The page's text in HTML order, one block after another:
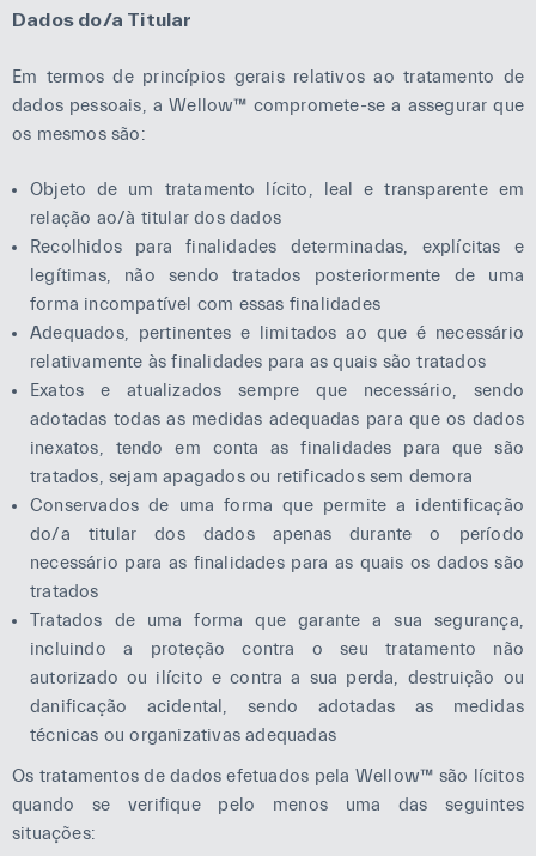
Dados do/a Titular
Em termos de princípios gerais relativos ao tratamento de
dados pessoais, a Wellow™ compromete-se a assegurar que
os mesmos são:
Objeto de um tratamento lícito, leal e transparente em
relação ao/à titular dos dados
Recolhidos para finalidades determinadas, explícitas e
legítimas, não sendo tratados posteriormente de uma
forma incompatível com essas finalidades
Adequados, pertinentes e limitados ao que é necessário
relativamente às finalidades para as quais são tratados
Exatos e atualizados sempre que necessário, sendo
adotadas todas as medidas adequadas para que os dados
inexatos, tendo em conta as finalidades para que são
tratados, sejam apagados ou retificados sem demora
Conservados de uma forma que permite a identificação
do/a titular dos dados apenas durante o período
necessário para as finalidades para as quais os dados são
tratados
Tratados de uma forma que garante a sua segurança,
incluindo a proteção contra o seu tratamento não
autorizado ou ilícito e contra a sua perda, destruição ou
danificação acidental, sendo adotadas as medidas
técnicas ou organizativas adequadas
Os tratamentos de dados efetuados pela Wellow™ são lícitos
quando se verifique pelo menos uma das seguintes
situações: